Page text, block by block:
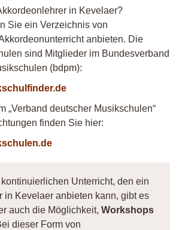
in Kevelaer?
Sie ein Verzeichnis von
anbieten. Die
sind Mitglieder im Bundesverband
(bdpm):
„Verband deutscher Musikschulen“
finden Sie hier:
Unterricht, den ein
in Kevelaer anbieten kann, gibt es
auch die Möglichkeit, Workshops
dieser Form von